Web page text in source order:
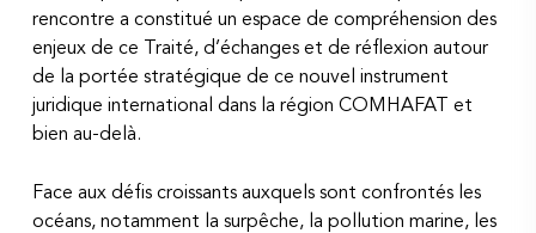
rencontre a constitué un espace de compréhension des
enjeux de ce Traité, d’échanges et de réflexion autour
de la portée stratégique de ce nouvel instrument
juridique international dans la région COMHAFAT et
bien au-delà.
Face aux défis croissants auxquels sont confrontés les
océans, notamment la surpêche, la pollution marine, les